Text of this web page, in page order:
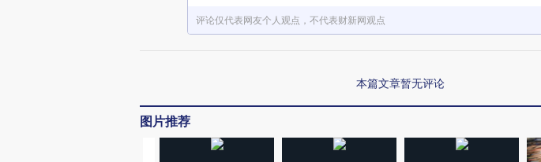
评论仅代表网友个人观点，不代表财新网观点
本篇文章暂无评论
图片推荐